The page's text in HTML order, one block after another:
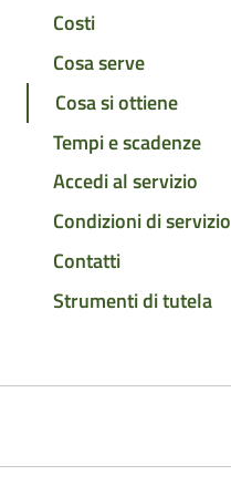
Costi
Cosa serve
Cosa si ottiene
Tempi e scadenze
Accedi al servizio
Condizioni di servizio
Contatti
Strumenti di tutela